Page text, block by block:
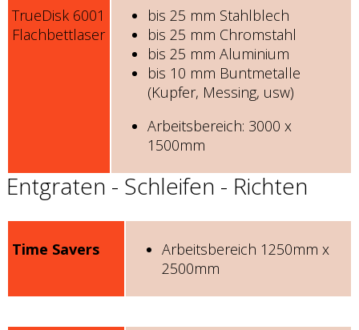
TrueDisk 6001
Flachbettlaser
bis 25 mm Stahlblech
bis 25 mm Chromstahl
bis 25 mm Aluminium
bis 10 mm Buntmetalle
(Kupfer, Messing, usw)
Arbeitsbereich: 3000 x
1500mm
Entgraten - Schleifen - Richten
Time Savers
Arbeitsbereich 1250mm x
2500mm